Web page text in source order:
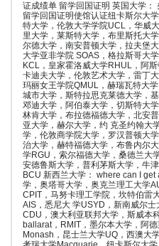
证成绩单 留学回国证明 英国大学
留学回国证明使馆认证纽卡斯尔大
特大学，伦敦大学学院UCL，华威
里大学，莱斯特大学，布里斯托大
尔德大学，南安普顿大学，拉夫堡
大学亚非学院 SOAS，格拉斯哥大
KCL，皇家霍洛威大学RHUL，阿
卡迪夫大学，伦敦艺术大学，雷丁
玛丽女王学院QMUL，赫瑞瓦特大
城市大学，斯特拉思克莱德大学，
邓迪大学，阿伯泰大学，切斯特大
林肯大学，布拉德福德大学，北安
亚大学，赫尔大学，约 克圣约翰大
学，伦敦商学院大学，罗汉普顿大
治大学，赫特福德大学，布鲁内尔
学RGU，索尔福德大学，桑德兰大
安德鲁斯大学，普利茅斯大学，牛
BCU 新西兰大学： where can I
学，奥塔哥大学，奥克兰理工大学
CPIT，马努卡理工学院，坎特伯雷
AIS，悉尼大 学USYD，新南威尔
CDU，澳大利亚联邦大学，斯威本
ballarat，RMIT，墨尔本大学，阿
Monash，昆士兰大学UQ，西澳大